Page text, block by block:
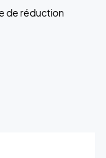
de réduction